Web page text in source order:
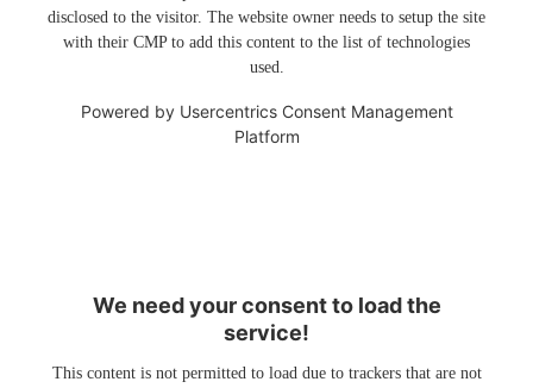
disclosed to the visitor. The website owner needs to setup the site
with their CMP to add this content to the list of technologies
used.
Powered by Usercentrics Consent Management
Platform
We need your consent to load the
service!
This content is not permitted to load due to trackers that are not